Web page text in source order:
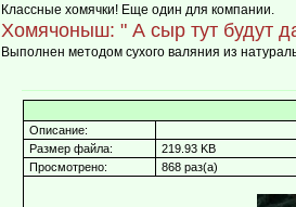
Классные хомячки! Еще один для компании.
Хомячоныш: " А сыр тут будут
Выполнен методом сухого валяния из
Описание:
Размер файла:
219.93 KB
Просмотрено:
868 раз(а)